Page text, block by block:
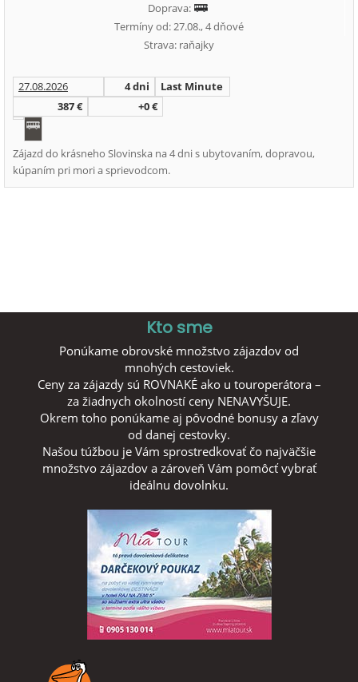
Doprava:
Termíny od: 27.08., 4 dňové
Strava: raňajky
27.08.2026 4 dni
Last Minute
387 €
+0 €
Zájazd do krásneho Slovinska na 4 dni s ubytovaním, dopravou,
kúpaním pri mori a sprievodcom.
Kto sme
Ponúkame obrovské množstvo zájazdov od
mnohých cestoviek.
Ceny za zájazdy sú ROVNAKÉ ako u touroperátora –
za žiadnych okolností ceny NENAVYŠUJE.
Okrem toho ponúkame aj pôvodné bonusy a zľavy
od danej cestovky.
Našou túžbou je Vám sprostredkovať čo najväčšie
množstvo zájazdov a zároveň Vám pomôcť vybrať
ideálnu dovolnku.